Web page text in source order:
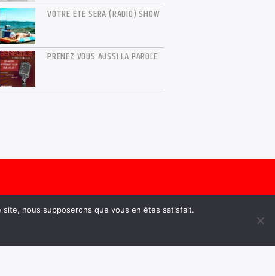
VOTRE ÉTÉ SERA (RADIO) SHOW
PRENEZ VOUS AUSSI LA PAROLE
nous supposerons que vous en êtes satisfait.